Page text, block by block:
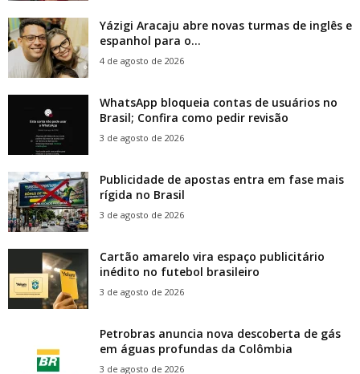
Yázigi Aracaju abre novas turmas de inglês e
espanhol para o...
4 de agosto de 2026
WhatsApp bloqueia contas de usuários no
Brasil; Confira como pedir revisão
3 de agosto de 2026
Publicidade de apostas entra em fase mais
rígida no Brasil
3 de agosto de 2026
Cartão amarelo vira espaço publicitário
inédito no futebol brasileiro
3 de agosto de 2026
Petrobras anuncia nova descoberta de gás
em águas profundas da Colômbia
3 de agosto de 2026